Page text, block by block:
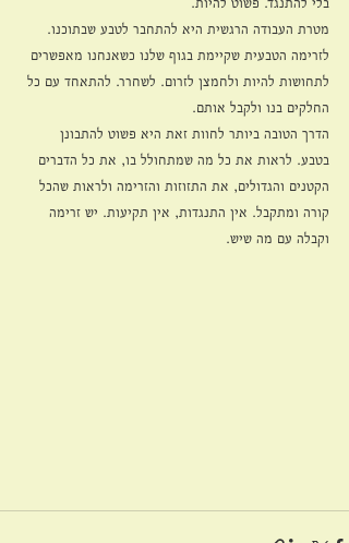
מטרת העבודה הרגשית היא להתחבר לטבע שבתוכנו.
לזרימה הטבעית שקיימת בגוף שלנו כשאנחנו מאפשרים
לתחושות להיות ולחמצן לזרום. לשחרר. להתאחד עם כל
החלקים בנו ולקבל אותם.
הדרך הטובה ביותר לחוות זאת היא פשוט להתבונן
בטבע. לראות את כל מה שמתחולל בו, את כל הדברים
הקטנים והגדולים, את התזוזות והזרימה ולראות שהכל
קורה ומתקבל. אין התנגדות, אין תקיעות. יש זרימה
וקבלה עם מה שיש.